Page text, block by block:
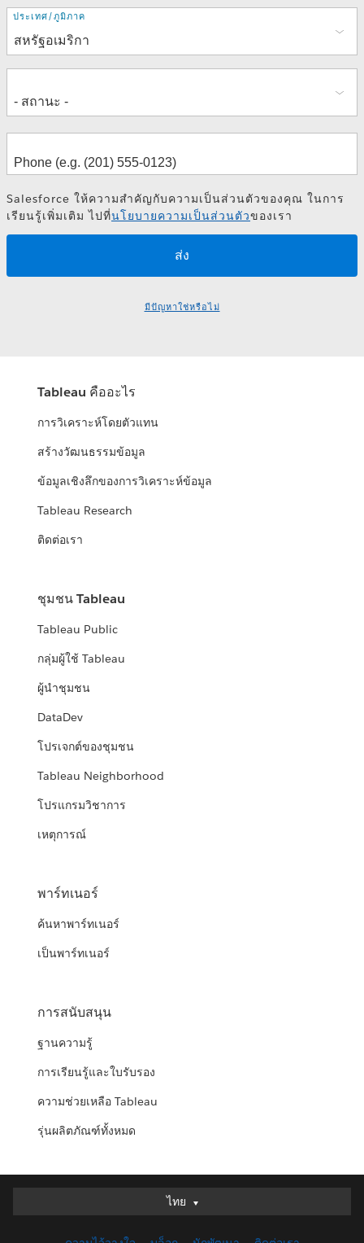
ที่
อยู่
ประเทศ/ภูมิภาค
Salesforce ให้ความสำคัญกับความเป็นส่วนตัวของคุณ ในการ
เรียนรู้เพิ่มเติม ไปที่นโยบายความเป็นส่วนตัวของเรา
มีปัญหาใช่หรือไม่
Tableau คืออะไร
การวิเคราะห์โดยตัวแทน
สร้างวัฒนธรรมข้อมูล
ข้อมูลเชิงลึกของการวิเคราะห์ข้อมูล
Tableau Research
ติดต่อเรา
ชุมชน Tableau
Tableau Public
กลุ่มผู้ใช้ Tableau
ผู้นำชุมชน
DataDev
โปรเจกต์ของชุมชน
Tableau Neighborhood
โปรแกรมวิชาการ
เหตุการณ์
พาร์ทเนอร์
ค้นหาพาร์ทเนอร์
เป็นพาร์ทเนอร์
การสนับสนุน
ฐานความรู้
การเรียนรู้และใบรับรอง
ความช่วยเหลือ Tableau
รุ่นผลิตภัณฑ์ทั้งหมด
ไทย
ไทย